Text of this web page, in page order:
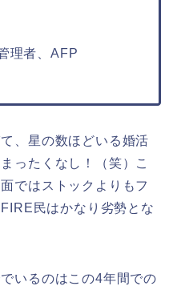
理者、AFP
、星の数ほどいる婚活
ったくなし！（笑）こ
ではストックよりもフ
民はかなり劣勢とな
いるのはこの4年間での